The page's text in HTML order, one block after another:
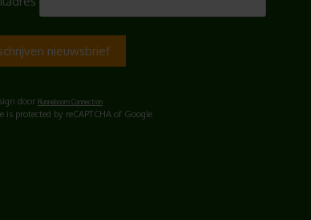
door Runneboom Connection
is protected by reCAPTCHA of Google